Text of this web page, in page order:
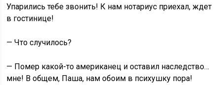
Упарились тебе звонить! К нам нотариус приехал, ждет
в гостинице!
— Что случилось?
— Помер какой-то американец и оставил наследство…
мне! В общем, Паша, нам обоим в психушку пора!